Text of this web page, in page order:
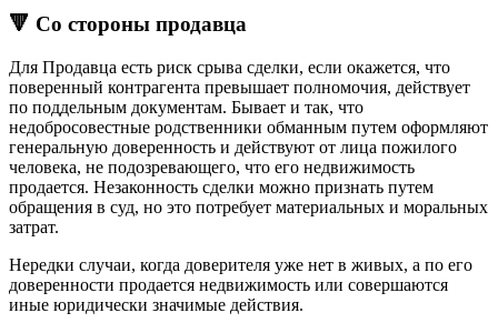
🔻 Со стороны продавца
Для Продавца есть риск срыва сделки, если окажется, что
поверенный контрагента превышает полномочия, действует
по поддельным документам. Бывает и так, что
недобросовестные родственники обманным путем оформляют
генеральную доверенность и действуют от лица пожилого
человека, не подозревающего, что его недвижимость
продается. Незаконность сделки можно признать путем
обращения в суд, но это потребует материальных и моральных
затрат.
Нередки случаи, когда доверителя уже нет в живых, а по его
доверенности продается недвижимость или совершаются
иные юридически значимые действия.